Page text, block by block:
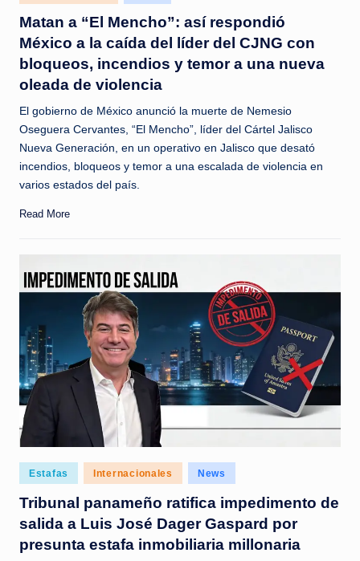
in
Matan a “El Mencho”: así respondió
México a la caída del líder del CJNG con
bloqueos, incendios y temor a una nueva
oleada de violencia
El gobierno de México anunció la muerte de Nemesio
Oseguera Cervantes, “El Mencho”, líder del Cártel Jalisco
Nueva Generación, en un operativo en Jalisco que desató
incendios, bloqueos y temor a una escalada de violencia en
varios estados del país.
Read More
Posted
in
Estafas Internacionales News
Tribunal panameño ratifica impedimento de
salida a Luis José Dager Gaspard por
presunta estafa inmobiliaria millonaria